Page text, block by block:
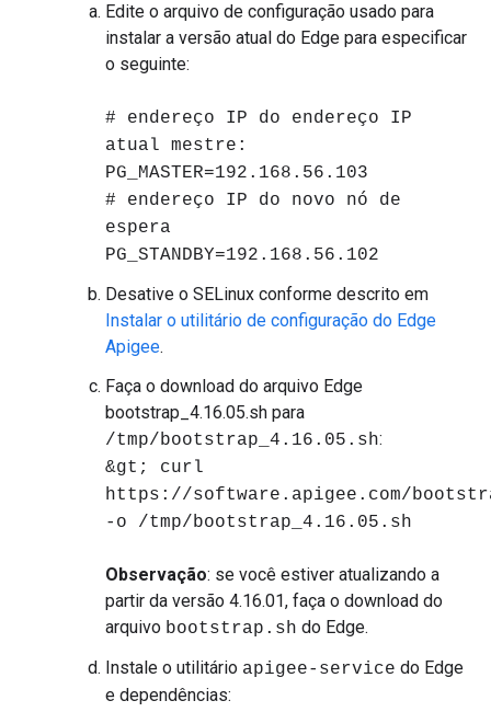
Edite o arquivo de configuração usado para
instalar a versão atual do Edge para especificar
o seguinte:
# endereço IP do endereço IP
atual mestre:
PG_MASTER=192.168.56.103
# endereço IP do novo nó de
espera
PG_STANDBY=192.168.56.102
Desative o SELinux conforme descrito em
Instalar o utilitário de configuração do Edge
Apigee.
Faça o download do arquivo Edge
bootstrap_4.16.05.sh para
/tmp/bootstrap_4.16.05.sh:
&gt; curl
https://software.apigee.com/
-o /tmp/bootstrap_4.16.05.sh
Observação: se você estiver atualizando a
partir da versão 4.16.01, faça o download do
arquivo bootstrap.sh do Edge.
Instale o utilitário apigee-service do Edge
e dependências: